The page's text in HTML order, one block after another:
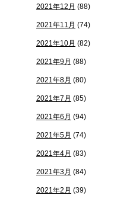
2021年12月 (88)
2021年11月 (74)
2021年10月 (82)
2021年9月 (88)
2021年8月 (80)
2021年7月 (85)
2021年6月 (94)
2021年5月 (74)
2021年4月 (83)
2021年3月 (84)
2021年2月 (39)